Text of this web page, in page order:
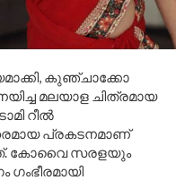
കുഞ്ചാക്കോ
മലയാള ചിത്രമായ
റീൽ
പ്രകടനമാണ്
കോവൈ സരളയും